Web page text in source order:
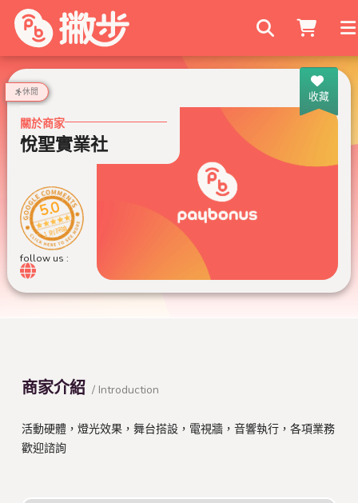
搜尋商家
收藏
休閒
關於商家
悅聖實業社
5.0
1 則評論
follow us :
商家介紹 / Introduction
活動硬體，燈光效果，舞台搭設，電視牆，音響執行，各項業務
歡迎諮詢